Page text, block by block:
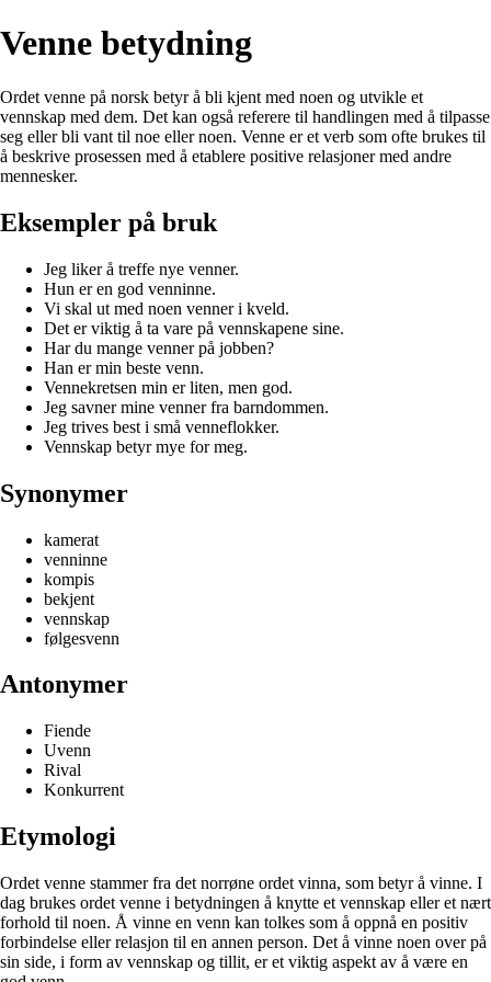
Venne betydning
Ordet venne på norsk betyr å bli kjent med noen og utvikle et
vennskap med dem. Det kan også referere til handlingen med å tilpasse
seg eller bli vant til noe eller noen. Venne er et verb som ofte brukes til
å beskrive prosessen med å etablere positive relasjoner med andre
mennesker.
Eksempler på bruk
Jeg liker å treffe nye venner.
Hun er en god venninne.
Vi skal ut med noen venner i kveld.
Det er viktig å ta vare på vennskapene sine.
Har du mange venner på jobben?
Han er min beste venn.
Vennekretsen min er liten, men god.
Jeg savner mine venner fra barndommen.
Jeg trives best i små venneflokker.
Vennskap betyr mye for meg.
Synonymer
kamerat
venninne
kompis
bekjent
vennskap
følgesvenn
Antonymer
Fiende
Uvenn
Rival
Konkurrent
Etymologi
Ordet venne stammer fra det norrøne ordet vinna, som betyr å vinne. I
dag brukes ordet venne i betydningen å knytte et vennskap eller et nært
forhold til noen. Å vinne en venn kan tolkes som å oppnå en positiv
forbindelse eller relasjon til en annen person. Det å vinne noen over på
sin side, i form av vennskap og tillit, er et viktig aspekt av å være en